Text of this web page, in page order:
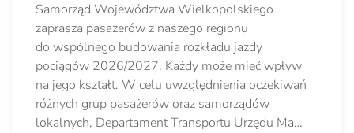
Samorząd Województwa Wielkopolskiego
zaprasza pasażerów z naszego regionu
do wspólnego budowania rozkładu jazdy
pociągów 2026/2027. Każdy może mieć wpływ
na jego kształt. W celu uwzględnienia oczekiwań
różnych grup pasażerów oraz samorządów
lokalnych, Departament Transportu Urzędu Ma…